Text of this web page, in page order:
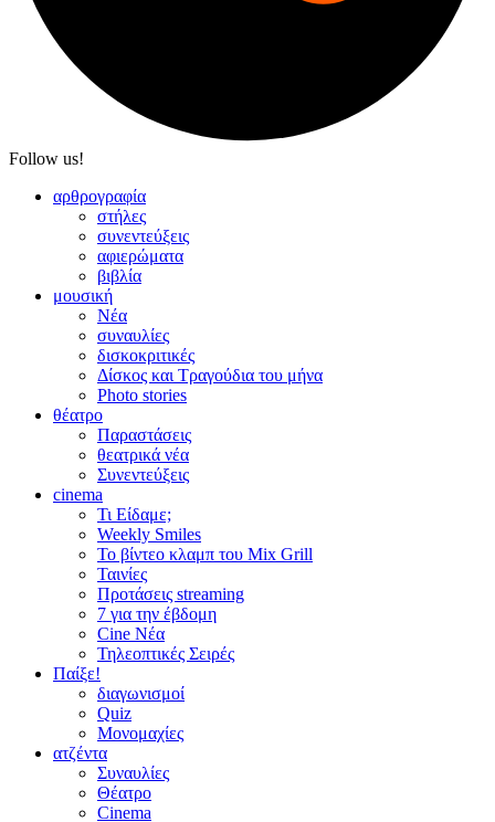
Follow us!
αρθρογραφία
στήλες
συνεντεύξεις
αφιερώματα
βιβλία
μουσική
Νέα
συναυλίες
δισκοκριτικές
Δίσκος και Τραγούδια του μήνα
Photo stories
θέατρο
Παραστάσεις
θεατρικά νέα
Συνεντεύξεις
cinema
Τι Είδαμε;
Weekly Smiles
Το βίντεο κλαμπ του Mix Grill
Ταινίες
Προτάσεις streaming
7 για την έβδομη
Cine Νέα
Τηλεοπτικές Σειρές
Παίξε!
διαγωνισμοί
Quiz
Μονομαχίες
ατζέντα
Συναυλίες
Θέατρο
Cinema